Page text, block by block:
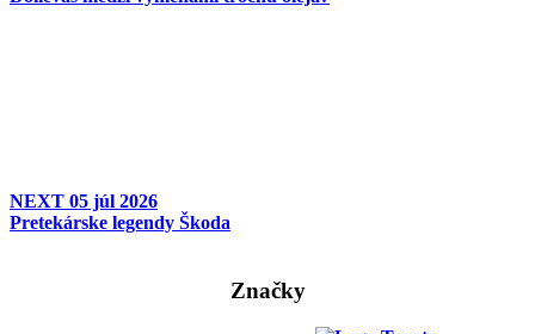
NEXT 05 júl 2026
Pretekárske legendy Škoda
Značky